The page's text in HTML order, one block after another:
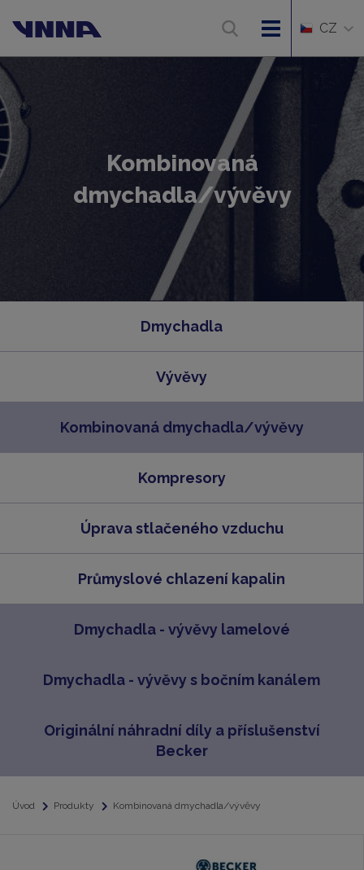
CZ
Kombinovaná
dmychadla/vývěvy
Dmychadla
Vývěvy
Kombinovaná dmychadla/vývěvy
Kompresory
Úprava stlačeného vzduchu
Průmyslové chlazení kapalin
Dmychadla - vývěvy lamelové
Dmychadla - vývěvy s bočním kanálem
Originální náhradní díly a příslušenství
Becker
Úvod Produkty Kombinovaná dmychadla/vývěvy